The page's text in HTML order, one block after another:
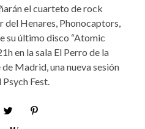
el cuarteto de rock
Henares, Phonocaptors,
su último disco “Atomic
en la sala El Perro de la
Madrid, una nueva sesión
Fest.